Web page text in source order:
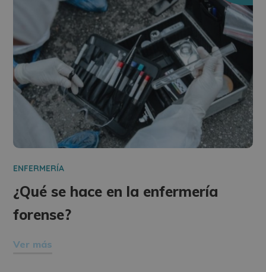
ENFERMERÍA
¿Qué se hace en la enfermería
forense?
Ver más